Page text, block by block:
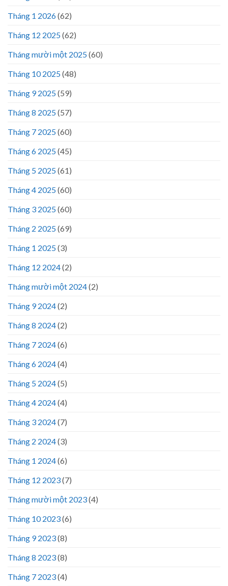
Tháng 1 2026(62)
Tháng 12 2025(62)
Tháng mười một 2025(60)
Tháng 10 2025(48)
Tháng 9 2025(59)
Tháng 8 2025(57)
Tháng 7 2025(60)
Tháng 6 2025(45)
Tháng 5 2025(61)
Tháng 4 2025(60)
Tháng 3 2025(60)
Tháng 2 2025(69)
Tháng 1 2025(3)
Tháng 12 2024(2)
Tháng mười một 2024(2)
Tháng 9 2024(2)
Tháng 8 2024(2)
Tháng 7 2024(6)
Tháng 6 2024(4)
Tháng 5 2024(5)
Tháng 4 2024(4)
Tháng 3 2024(7)
Tháng 2 2024(3)
Tháng 1 2024(6)
Tháng 12 2023(7)
Tháng mười một 2023(4)
Tháng 10 2023(6)
Tháng 9 2023(8)
Tháng 8 2023(8)
Tháng 7 2023(4)